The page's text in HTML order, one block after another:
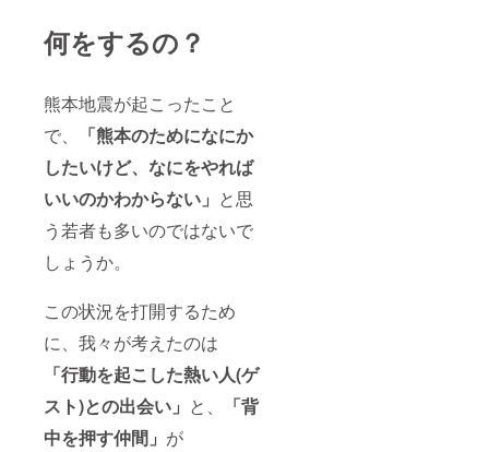
何をするの？
熊本地震が起こったこと
で、
「熊本のためになにか
したいけど、なにをやれば
いいのかわからない」 と思
う若者も多いのではないで
しょうか。
この状況を打開するため
に、我々が考えたのは
「行動を起こした熱い人(ゲ
スト)との出会い」 と、
「背
中を押す仲間」 が